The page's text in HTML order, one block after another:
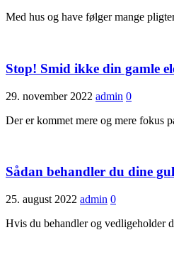
Med hus og have følger mange
Stop! Smid ikke din gamle
29. november 2022 admin 0
Der er kommet mere og mere fokus
Sådan behandler du dine
25. august 2022 admin 0
Hvis du behandler og vedligeholder